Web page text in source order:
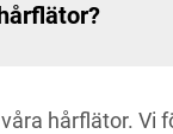
hårflätor.